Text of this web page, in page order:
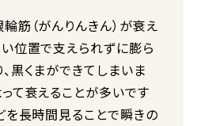
筋（がんりんきん）が衰え
位置で支えられずに膨ら
黒くまができてしまいま
て衰えることが多いです
を長時間見ることで瞬きの